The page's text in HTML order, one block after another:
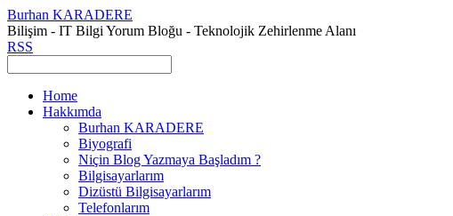
Burhan KARADERE
Bilişim - IT Bilgi Yorum Bloğu - Teknolojik Zehirlenme Alanı
RSS
Home
Hakkımda
Burhan KARADERE
Biyografi
Niçin Blog Yazmaya Başladım ?
Bilgisayarlarım
Dizüstü Bilgisayarlarım
Telefonlarım